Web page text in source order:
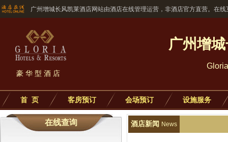
广州增城长风凯莱酒店网站由酒店在线管理运营，非酒店官方直营。在
豪华型酒店
广州增
首 页 客房预订 会场预订 设施服务
在线查询 酒店新闻 News